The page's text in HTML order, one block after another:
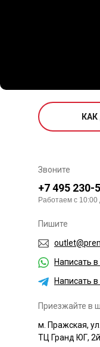
Написать
Написать
+7 495 230-
Работаем с 10:00
м. Пражская,
ТЦ Гранд ЮГ,
Звоните
Приезжайте в
Пишите